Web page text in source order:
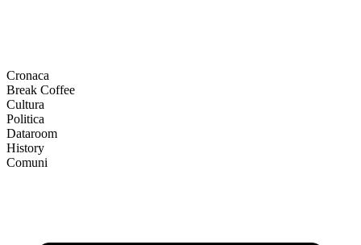
Cronaca
Break Coffee
Cultura
Politica
Dataroom
History
Comuni